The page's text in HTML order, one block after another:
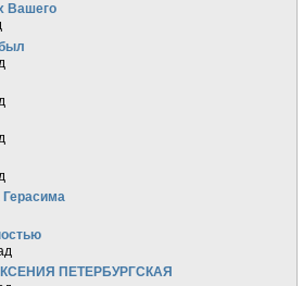
Вашего
ПЕТЕРБУРГСКАЯ